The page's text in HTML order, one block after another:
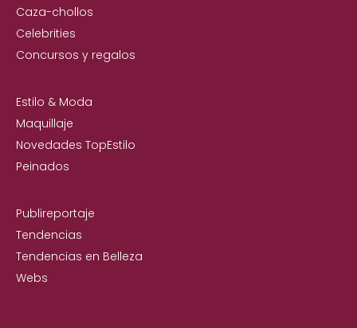
Caza-chollos
Celebrities
Concursos y regalos
Estilo & Moda
Maquillaje
Novedades TopEstilo
Peinados
Publireportaje
Tendencias
Tendencias en Belleza
Webs